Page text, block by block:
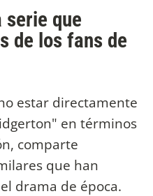
serie que
de los fans de
estar directamente
en términos
comparte
que han
drama de época.